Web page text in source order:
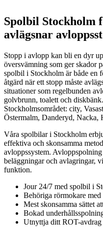
Spolbil Stockholm
avlägsnar
Stopp i avlopp kan bli en dyr
översvämning som ger skador
spolbil i Stockholm är både en
åtgärd när ett stopp måste
situationer som regelbunden
golvbrunn, toalett och
Stockholmsområdet: city,
Östermalm, Danderyd, Nacka,
Våra spolbilar i Stockholm
effektiva och skonsamma
avloppssystem.
beläggningar och avlagringar,
funktion.
Jour 24/7 med spolbil i
Behöriga rörmokare
Mest skonsamma sättet
Bokad
Utnyttja ditt ROT-